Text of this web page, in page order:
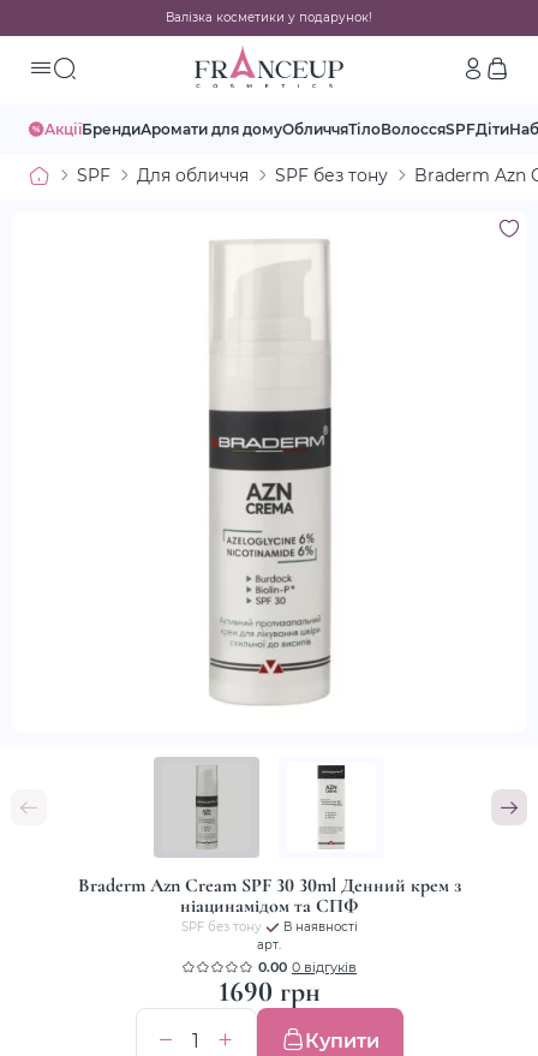
Валізка косметики у подарунок!
АкціїБрендиАромати для домуОбличчяТілоВолоссяSPFДіти
SPF Для обличчя SPF без тону Braderm Azn
Braderm Azn Cream SPF 30 30ml Денний крем з
ніацинамідом та СПФ
SPF без тону
В наявності
арт.
0.00 0 відгуків
1690 грн
Купити